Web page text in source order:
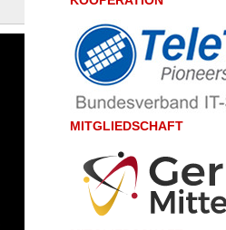
MITGLIEDSCHAFT